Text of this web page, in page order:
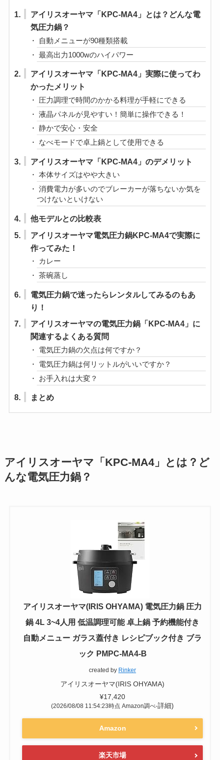
1.
アイリスオーヤマ「KPC-MA4」とは？どんな電
気圧力鍋？
自動メニューが90種類搭載
最高出力1000wのハイパワー
2.
アイリスオーヤマ「KPC-MA4」実際に使ってわ
かったメリット
圧力調理で時間のかかる料理が手軽にできる
液晶パネルが見やすい！簡単に操作できる！
静かで安心・安全
なべモードで卓上鍋として使用できる
3. アイリスオーヤマ「KPC-MA4」のデメリット
本体サイズはやや大きい
消費電力が多いのでブレーカーが落ちないか気を
つけないといけない
4.
他モデルとの比較表
5.
アイリスオーヤマ電気圧力鍋KPC-MA4で実際に
作ってみた！
カレー
茶碗蒸し
6.
電気圧力鍋で迷ったらレンタルしてみるのもあ
り！
7.
アイリスオーヤマの電気圧力鍋「KPC-MA4」に
関連するよくある質問
電気圧力鍋の欠点は何ですか？
電気圧力鍋は何リットルがいいですか？
お手入れは大変？
8. まとめ
アイリスオーヤマ「KPC-MA4」とは？ど
んな電気圧力鍋？
アイリスオーヤマ(IRIS OHYAMA) 電気圧力鍋 圧力
鍋 4L 3~4人用 低温調理可能 卓上鍋 予約機能付き
自動メニュー ガラス蓋付き レシピブック付き ブラ
ック PMPC-MA4-B
created by Rinker
アイリスオーヤマ(IRIS OHYAMA)
¥17,420
(2026/08/08 11:54:23時点 Amazon調べ-詳細)
Amazon
楽天市場